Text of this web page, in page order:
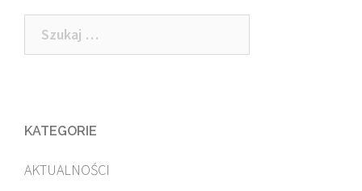
Szukaj:
KATEGORIE
AKTUALNOŚCI